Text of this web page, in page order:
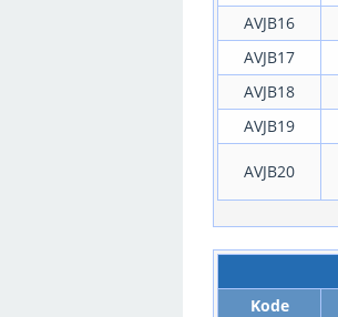
AVJB16
AVJB17
AVJB18
AVJB19
AVJB20
Kode